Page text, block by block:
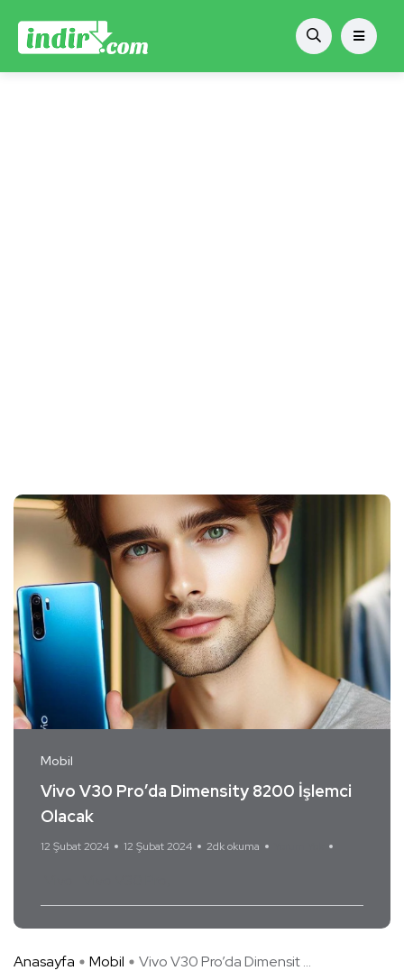
Mobil
Vivo V30 Pro’da Dimensity 8200 İşlemci
Olacak
12 Şubat 2024 12 Şubat 2024 2dk okuma
Anasayfa Mobil Vivo V30 Pro’da Dimensit ...